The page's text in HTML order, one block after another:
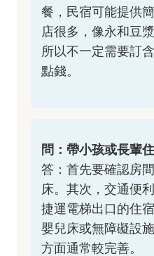
餐，民宿可能提供
店很多，像永和豆
所以不一定需要訂
點錢。
問：帶小孩或長輩
答：首先要確認房
床。其次，交通便
捷運電梯出口的住
嬰兒床或無障礙設
方面通常較完善。